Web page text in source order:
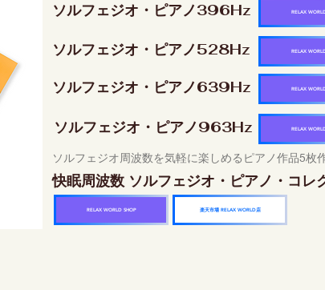
ソルフェジオ・ピアノ396Hz RELAX
ソルフェジオ・ピアノ528Hz RELAX
ソルフェジオ・ピアノ639Hz RELAX
ソルフェジオ・ピアノ963Hz RELAX
ソルフェジオ周波数を気軽に楽しめるピアノ作品5枚
快眠周波数 ソルフェジオ・ピアノ・コレ
RELAX WORLD SHOP 楽天市場 RELAX WORLD店